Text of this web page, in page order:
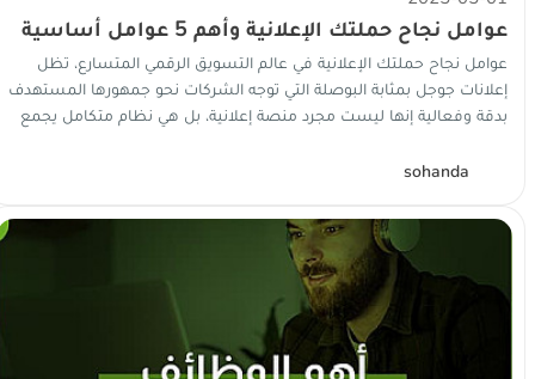
عوامل نجاح حملتك الإعلانية وأهم 5 عوامل أساسية
لقياس نجاح الحملة الإعلانية
عوامل نجاح حملتك الإعلانية في عالم التسويق الرقمي المتسارع، تظل
إعلانات جوجل بمثابة البوصلة التي توجه الشركات نحو جمهورها المستهدف
بدقة وفعالية إنها ليست مجرد منصة إعلانية، بل هي نظام متكامل يجمع
sohanda